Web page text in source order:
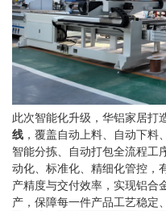
此次智能化升级，华铝家居打
线 ，覆盖自动上料、自动下料
智能分拣、自动打包全流程工
动化、标准化、精细化管控，
产精度与交付效率，实现铝合
产，保障每一件产品工艺稳定